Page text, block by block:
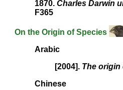
1870.Charles Darwin
F365
On the Origin of Species
Arabic
[2004]. The origin
Chinese